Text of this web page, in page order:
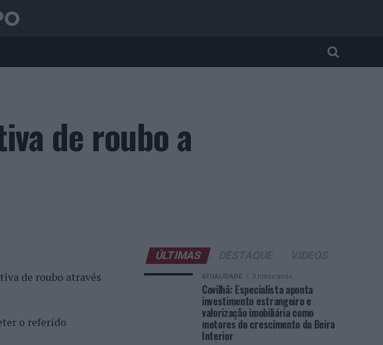
de roubo a
de roubo através
o referido
ÚLTIMAS
ATUALIDADE 3 horas atrás
Covilhã: Especialista aponta
investimento estrangeiro e
valorização imobiliária como
motores do crescimento da Beira
Interior